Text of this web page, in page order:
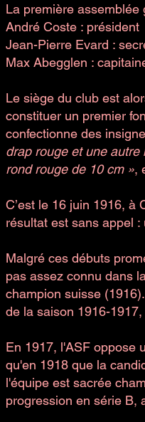
La première
André Coste : président
Jean-Pierre Evard :
Max Abegglen :
Le siège du club est
constituer un premier
confectionne des
drap rouge et une
rond rouge de 10 cm »,
C’est le 16 juin 1916, à
résultat est sans appel
Malgré ces débuts
pas assez connu dans
champion suisse
de la saison 1916-
En 1917, l'ASF oppose
qu'en 1918 que la
l'équipe est sacrée
progression en série B,